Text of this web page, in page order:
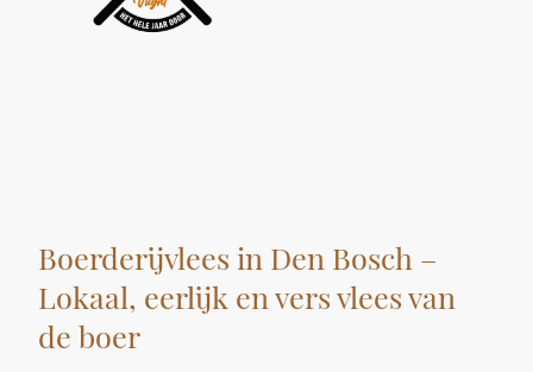
Boerderijvlees in Den Bosch –
Lokaal, eerlijk en vers vlees van
de boer